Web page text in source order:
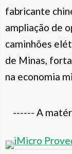
fabricante
ampliação de
caminhões
de Minas,
na economia
------ A